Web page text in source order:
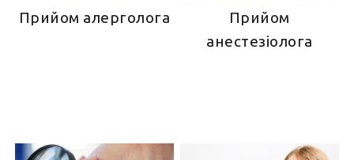
Прийом алерголога
Прийом
анестезіолога